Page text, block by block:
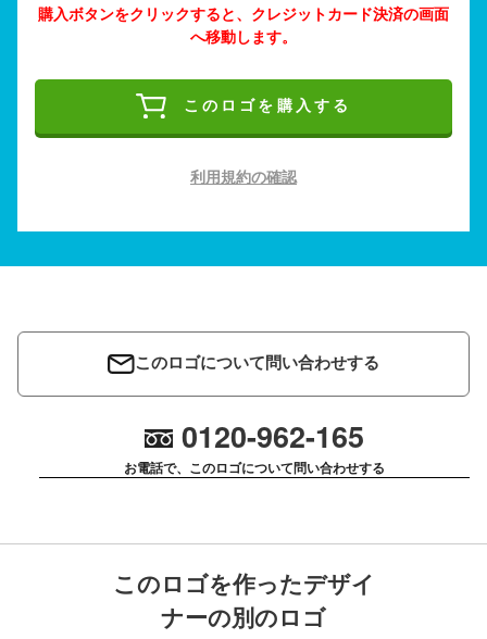
購入ボタンをクリックすると、クレジットカード決済の画面
へ移動します。
このロゴを購入する
利用規約の確認
このロゴについて問い合わせする
0120-962-165
お電話で、このロゴについて問い合わせする
このロゴを作ったデザイ
ナーの別のロゴ